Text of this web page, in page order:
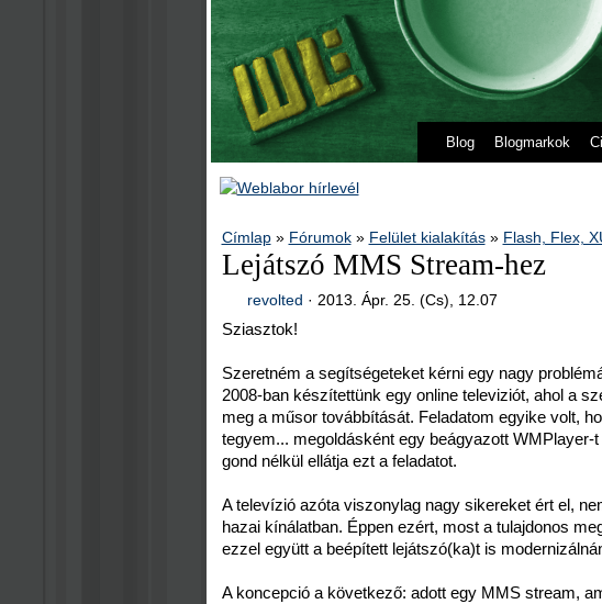
Blog Blogmarkok
Címlap» Fórumok» Felület kialakítás» Flash, Flex,
Lejátszó MMS Stream-hez
revolted · 2013. Ápr. 25. (Cs), 12.07
Sziasztok!
Szeretném a segítségeteket kérni egy nagy
2008-ban készítettünk egy online televiziót, ahol a
meg a műsor továbbítását. Feladatom egyike volt,
tegyem... megoldásként egy beágyazott
gond nélkül ellátja ezt a feladatot.
A televízió azóta viszonylag nagy sikereket ért el,
hazai kínálatban. Éppen ezért, most a tulajdonos
ezzel együtt a beépített lejátszó(ka)t is
A koncepció a következő: adott egy MMS stream,